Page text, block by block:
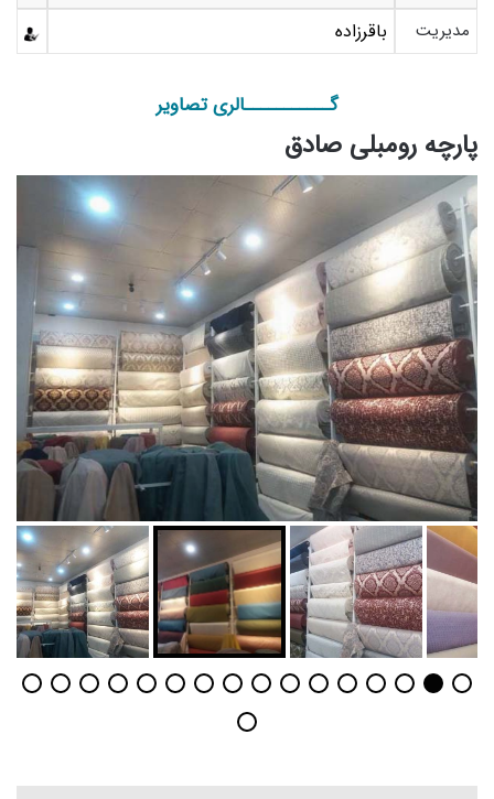
مدیریت
باقرزاده
گـــــــــــالری تصاویر
پارچه رومبلی صادق